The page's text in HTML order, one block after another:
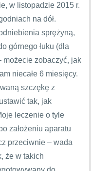
w listopadzie 2015 r.
na dół.
sprężyną,
górnego łuku (dla
możecie zobaczyć, jak
niecałe 6 miesięcy.
szczękę z
tak, jak
leczenie o tyle
założeniu aparatu
przeciwnie – wada
że w takich